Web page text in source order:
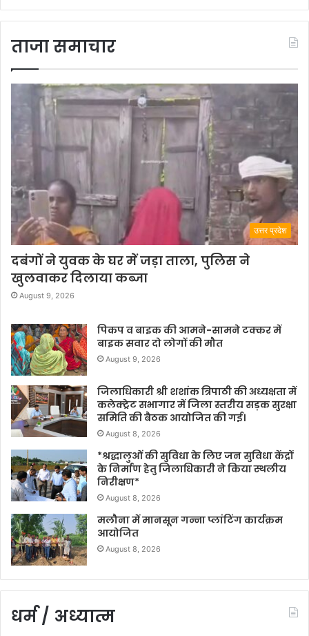
ताजा समाचार
उत्तर प्रदेश
दबंगों ने युवक के घर में जड़ा ताला, पुलिस ने
खुलवाकर दिलाया कब्जा
August 9, 2026
पिकप व बाइक की आमने-सामने टक्कर में
बाइक सवार दो लोगों की मौत
August 9, 2026
जिलाधिकारी श्री शशांक त्रिपाठी की अध्यक्षता में
कलेक्ट्रेट सभागार में जिला स्तरीय सड़क सुरक्षा
समिति की बैठक आयोजित की गई।
August 8, 2026
*श्रद्धालुओं की सुविधा के लिए जन सुविधा केंद्रों
के निर्माण हेतु जिलाधिकारी ने किया स्थलीय
निरीक्षण*
August 8, 2026
मलौना में मानसून गन्ना प्लांटिंग कार्यक्रम
आयोजित
August 8, 2026
धर्म / अध्यात्म